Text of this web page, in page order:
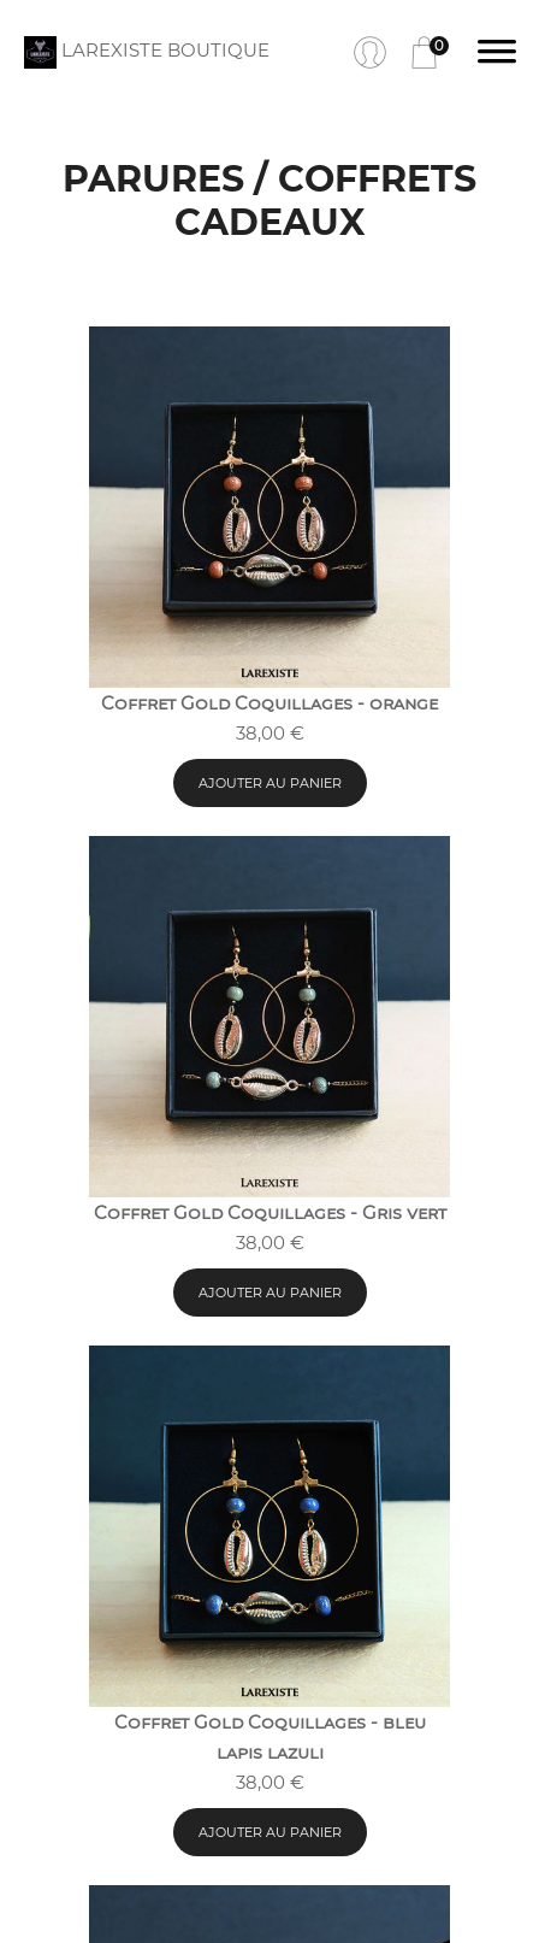
LAREXISTE BOUTIQUE 0
PARURES / COFFRETS
CADEAUX
Coffret Gold Coquillages - orange
38,00 €
AJOUTER AU PANIER
Coffret Gold Coquillages - Gris vert
38,00 €
AJOUTER AU PANIER
Coffret Gold Coquillages - bleu
lapis lazuli
38,00 €
AJOUTER AU PANIER